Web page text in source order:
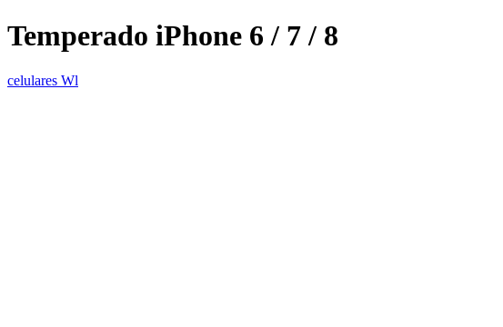
Temperado iPhone 6 / 7 / 8
celulares Wl